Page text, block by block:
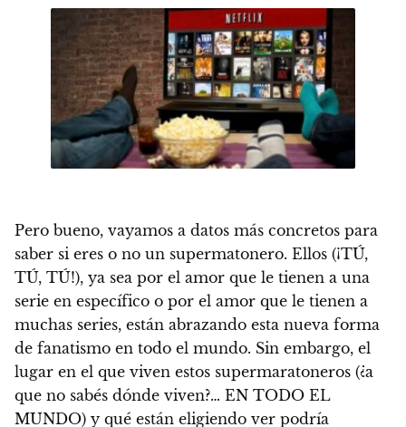
Pero bueno, vayamos a datos más concretos para
saber si eres o no un supermatonero. Ellos (¡TÚ,
TÚ, TÚ!), ya sea por el amor que le tienen a una
serie en específico o por el amor que le tienen a
muchas series, están abrazando esta nueva forma
de fanatismo en todo el mundo. Sin embargo, el
lugar en el que viven estos supermaratoneros (¿a
que no sabés dónde viven?… EN TODO EL
MUNDO) y qué están eligiendo ver podría